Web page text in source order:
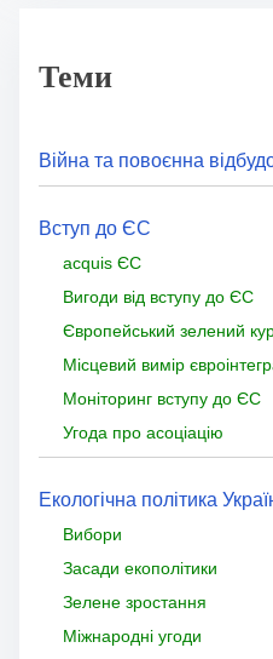
Теми
Війна та повоєнна
Вступ до ЄС
acquis ЄС
Вигоди від вступу до ЄС
Європейський зелений
Місцевий вимір
Моніторинг вступу до ЄС
Угода про асоціацію
Екологічна політика
Вибори
Засади екополітики
Зелене зростання
Міжнародні угоди